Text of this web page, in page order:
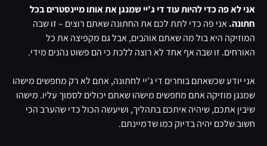
אני לא פה כדי להיות עוד די ג'יי שמנגן את אותו מיינסטרים בכל
חתונה.אני פה כדי לתת לכם את החתונה שאתם רוצים – זו שבה
המוזיקה היא בול מה שאתם אוהבים, אבל גם מקפיצה את כל
האורחים. זו שבה אף אחד לא רוצה ללכת כי הם פשוט נהנים מידי.
אני יודע שכשאתם בוחרים די ג'יי לחתונה, אתם לא רק מחפשים מישהו
שמנגן מוזיקה אתם מחפשים מישהו שאתם יכולים לסמוך עליו. מישהו
שיבין אתכם, שיהיה איתכם בתהליך, ושיעשה הכול כדי שהערב הכי
חשוב שלכם יהיה בדיוק כמו שדמיינתם.